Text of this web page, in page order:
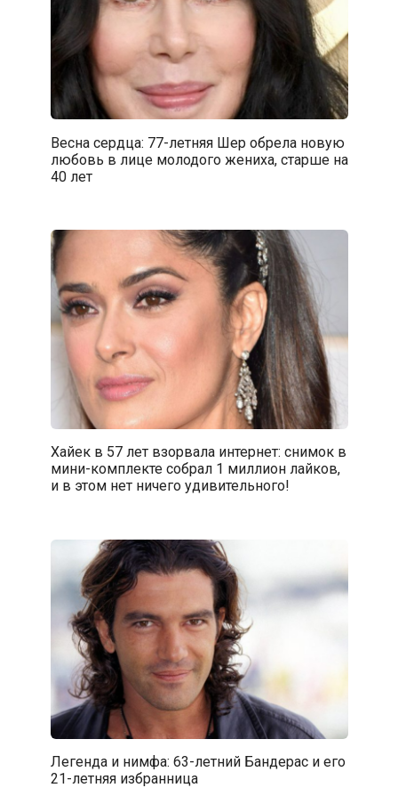
Весна сердца: 77-летняя Шер обрела новую
любовь в лице молодого жениха, старше на
40 лет
Хайек в 57 лет взорвала интернет: снимок в
мини-комплекте собрал 1 миллион лайков,
и в этом нет ничего удивительного!
Легенда и нимфа: 63-летний Бандерас и его
21-летняя избранница